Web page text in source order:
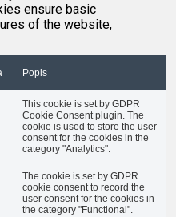
ensure basic
of the website,
Popis
This cookie is set by GDPR
Cookie Consent plugin. The
cookie is used to store the user
consent for the cookies in the
category "Analytics".
The cookie is set by GDPR
cookie consent to record the
user consent for the cookies in
the category "Functional".